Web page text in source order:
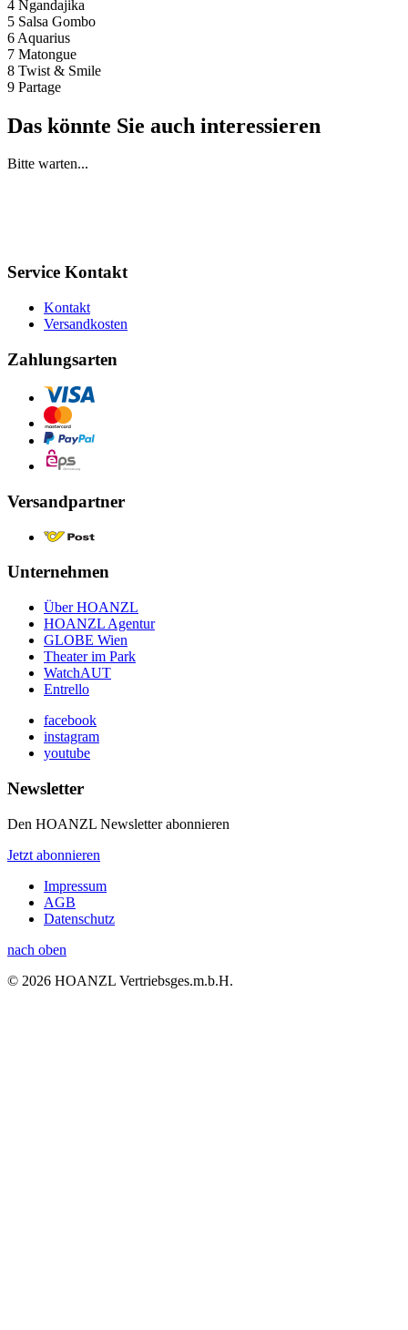
4 Ngandajika
5 Salsa Gombo
6 Aquarius
7 Matongue
8 Twist & Smile
9 Partage
Das könnte Sie auch interessieren
Bitte warten...
Service Kontakt
Kontakt
Versandkosten
Zahlungsarten
Versandpartner
Unternehmen
Über HOANZL
HOANZL Agentur
GLOBE Wien
Theater im Park
WatchAUT
Entrello
facebook
instagram
youtube
Newsletter
Den HOANZL Newsletter abonnieren
Jetzt abonnieren
Impressum
AGB
Datenschutz
nach oben
© 2026 HOANZL Vertriebsges.m.b.H.